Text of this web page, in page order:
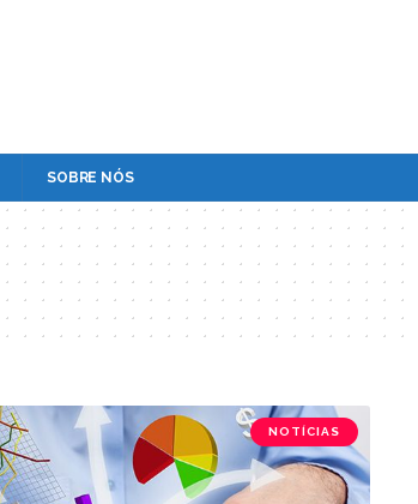
SOBRE NÓS
NOTÍCIAS